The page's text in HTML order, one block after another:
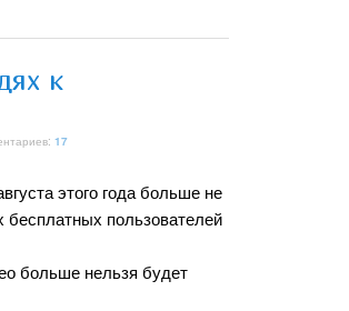
к
17
этого года больше не
пользователей
больше нельзя будет